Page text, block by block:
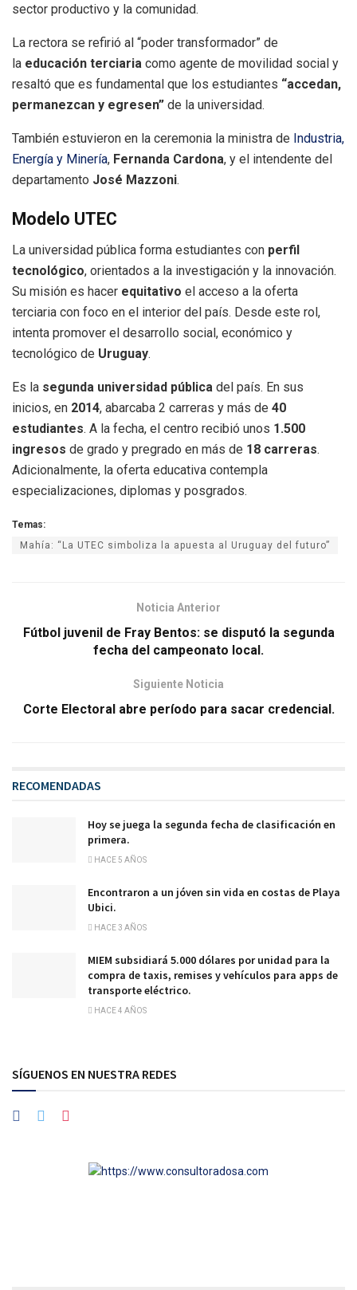
sector productivo y la comunidad.
La rectora se refirió al “poder transformador” de
la educación terciaria como agente de movilidad social y
resaltó que es fundamental que los estudiantes “accedan,
permanezcan y egresen” de la universidad.
También estuvieron en la ceremonia la ministra de Industria,
Energía y Minería, Fernanda Cardona, y el intendente del
departamento José Mazzoni.
Modelo UTEC
La universidad pública forma estudiantes con perfil
tecnológico, orientados a la investigación y la innovación.
Su misión es hacer equitativo el acceso a la oferta
terciaria con foco en el interior del país. Desde este rol,
intenta promover el desarrollo social, económico y
tecnológico de Uruguay.
Es la segunda universidad pública del país. En sus
inicios, en 2014, abarcaba 2 carreras y más de 40
estudiantes. A la fecha, el centro recibió unos 1.500
ingresos de grado y pregrado en más de 18 carreras.
Adicionalmente, la oferta educativa contempla
especializaciones, diplomas y posgrados.
Temas:
Mahía: “La UTEC simboliza la apuesta al Uruguay del futuro”
Noticia Anterior
Fútbol juvenil de Fray Bentos: se disputó la segunda
fecha del campeonato local.
Siguiente Noticia
Corte Electoral abre período para sacar credencial.
RECOMENDADAS
Hoy se juega la segunda fecha de clasificación en
primera.
HACE 5 AÑOS
Encontraron a un jóven sin vida en costas de Playa
Ubici.
HACE 3 AÑOS
MIEM subsidiará 5.000 dólares por unidad para la
compra de taxis, remises y vehículos para apps de
transporte eléctrico.
HACE 4 AÑOS
SÍGUENOS EN NUESTRA REDES